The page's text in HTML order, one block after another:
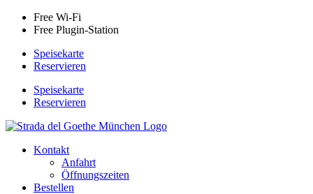
Free Wi-Fi
Free Plugin-Station
Speisekarte
Reservieren
Speisekarte
Reservieren
Kontakt
Anfahrt
Öffnungszeiten
Bestellen